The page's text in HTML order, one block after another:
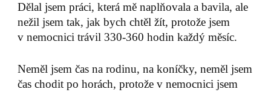
Dělal jsem práci, která mě naplňovala a bavila, ale
nežil jsem tak, jak bych chtěl žít, protože jsem
v nemocnici trávil 330-360 hodin každý měsíc.
Neměl jsem čas na rodinu, na koníčky, neměl jsem
čas chodit po horách, protože v nemocnici jsem